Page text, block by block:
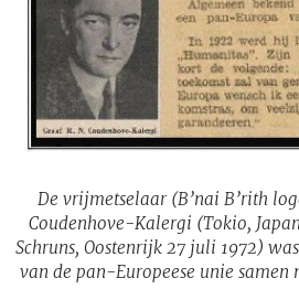
De vrijmetselaar (B’nai B’rith
Coudenhove-Kalergi (Tokio,
Schruns, Oostenrijk 27 juli 1972)
van de pan-Europeese unie samen